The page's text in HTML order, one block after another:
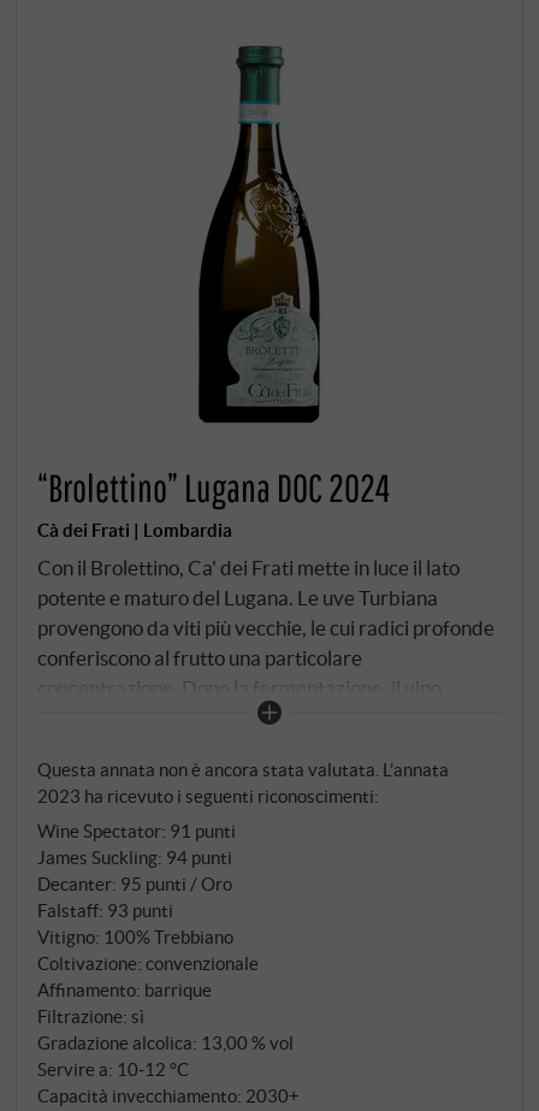
“Brolettino” Lugana DOC 2024
Cà dei Frati | Lombardia
Con il Brolettino, Ca' dei Frati mette in luce il lato
potente e maturo del Lugana. Le uve Turbiana
provengono da viti più vecchie, le cui radici profonde
conferiscono al frutto una particolare
concentrazione. Dopo la fermentazione, il vino
matura per diversi mesi in barrique, il che gli
bicchiere si presenta di un giallo paglierino brillante
con riflessi dorati. Al naso si percepiscono frutti gialli
maturi, ananas, albicocca e limone candito,
accompagnati da delicate note di vaniglia e
mandorla. Al palato è cremoso e corposo, con
eleganti sentori di legno, una delicata mineralità e
un’acidità armoniosamente integrata. Il finale è
lungo, morbido e caratterizzato da una delicata
cremosità. Un Lugana di grande pregio, ricco ed
elegante, che si presenta in modo eccellente sia da
giovane che dopo alcuni anni di affinamento in
Questa annata non è ancora stata valutata. L’annata
2023 ha ricevuto i seguenti riconoscimenti:
Wine Spectator: 91 punti
James Suckling: 94 punti
Decanter: 95 punti / Oro
Falstaff: 93 punti
Vitigno: 100% Trebbiano
Coltivazione: convenzionale
Affinamento: barrique
Filtrazione: sì
Gradazione alcolica: 13,00 % vol
Servire a: 10‑12 °C
Capacità invecchiamento: 2030+